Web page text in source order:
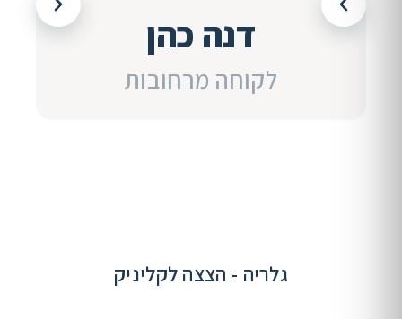
דנה כהן
לקוחה מרחובות
גלריה - הצצה לקליניק